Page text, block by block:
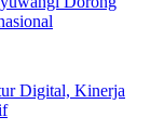
Digital, Kinerja